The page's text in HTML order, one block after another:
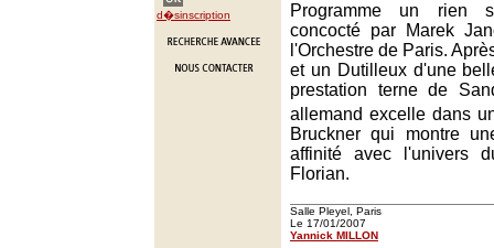
d�sinscription
Programme un rien
concocté par Marek
l'Orchestre de Paris.
et un Dutilleux d'une
prestation terne de
allemand excelle dans
Bruckner qui montre
affinité avec l'univers
Florian.
Salle Pleyel, Paris
Le 17/01/2007
Yannick MILLON